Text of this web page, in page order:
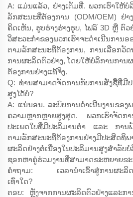
A: ແມ່ນແລ້ວ, ຢ່າງເຕັມທີ່. ພວກເຮົາໃຫ້
ລັກສະນະທີ່ຕ້ອງການ (ODM/OEM) ຢ່
ຄິດເຫັນ, ຮູບຮ່າງຮ່າງຮູບ, ໄຟລ໌ 3D ຫຼື ຕົວ
ວິສະວະກຳຂອງພວກເຮົາຈະດຳເນີນການ
ຕາມລັກສະນະທີ່ຕ້ອງການ, ການເລືອກວັ
ການຜະລິດຕົວຢ່າງ, ໂດຍໃຫ້ບໍລິການກາ
ຕ້ອງການຢ່າງແທ້ຈິງ.
Q: ທ່ານສາມາດຈັດການກັບການສັ່ງຊື້ທີ່ມີ
ສູງໄດ້ບໍ?
A: ແນ່ນອນ. ລະບົບການດຳເນີນງານຂອງ
ຄວາມຫຼາກຫຼາຍສູງສຸດ. ພວກເຮົາຈັດກາ
ປະເພດໃບທີ່ມີປະລິມານຕ່ຳ ແລະ ການ
ຕາມລັກສະນະທີ່ຕ້ອງການຢ່າງມີປະສິດທິພ
ຜະລິດຢ່າງຕໍ່ເນື່ອງໃນປະລິມານສູງສຳລັບ
ຊອກຫາຄູ່ຮ່ວມງານທີ່ສາມາດຂະຫຍາຍຂ
ຄຳຖາມ: ເວລານຳເຂົ້າສູ່ການຜະລິດ
ເທົ່າໃດ?
ຕອບ: ຫຼັງຈາກການຜະລິດຕົວຢ່າງແລະກ